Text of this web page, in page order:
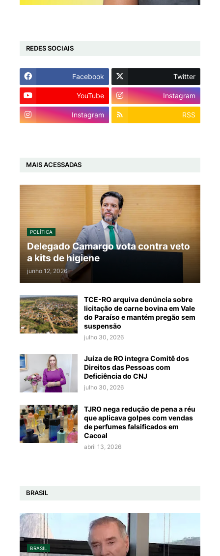
REDES SOCIAIS
Facebook Twitter
YouTube Instagram
Instagram RSS
MAIS ACESSADAS
POLÍTICA
Delegado Camargo vota contra veto
a kits de higiene
junho 12, 2026
TCE-RO arquiva denúncia sobre
licitação de carne bovina em Vale
do Paraíso e mantém pregão sem
suspensão
julho 30, 2026
Juíza de RO integra Comitê dos
Direitos das Pessoas com
Deficiência do CNJ
julho 30, 2026
TJRO nega redução de pena a réu
que aplicava golpes com vendas
de perfumes falsificados em
Cacoal
abril 13, 2026
BRASIL
BRASIL